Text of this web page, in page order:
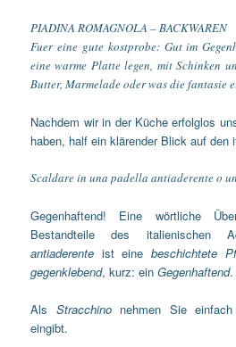
PIADINA ROMAGNOLA – BACKWAREN
Fuer eine gute kostprobe: Gut im
eine warme Platte legen, mit Schinken
Butter, Marmelade oder was die fantasie
Nachdem wir in der Küche erfolglos
haben, half ein klärender Blick auf den
Scaldare in una padella antiaderente o
Gegenhaftend! Eine wörtliche
Bestandteile des italienischen
antiaderente ist einebeschichtete
gegenklebend, kurz: einGegenhaftend.
Als Stracchinonehmen Sie
eingibt.